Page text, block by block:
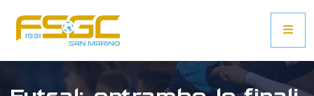
Futsal: entrambe le finali